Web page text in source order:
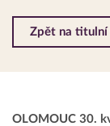
Zpět na titulní
OLOMOUC 30.